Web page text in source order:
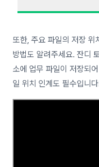
또한, 주요 파일의 저장 위
방법도 알려주세요. 잔디
소에 업무 파일이 저장되
일 위치 인계도 필수입니